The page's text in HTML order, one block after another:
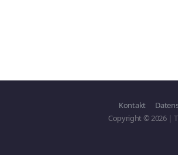
Kontakt
Copyright © 2026 |